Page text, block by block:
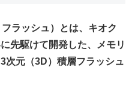
ラッシュ）とは、キオク
先駆けて開発した、メモリ
次元（3D）積層フラッシュ